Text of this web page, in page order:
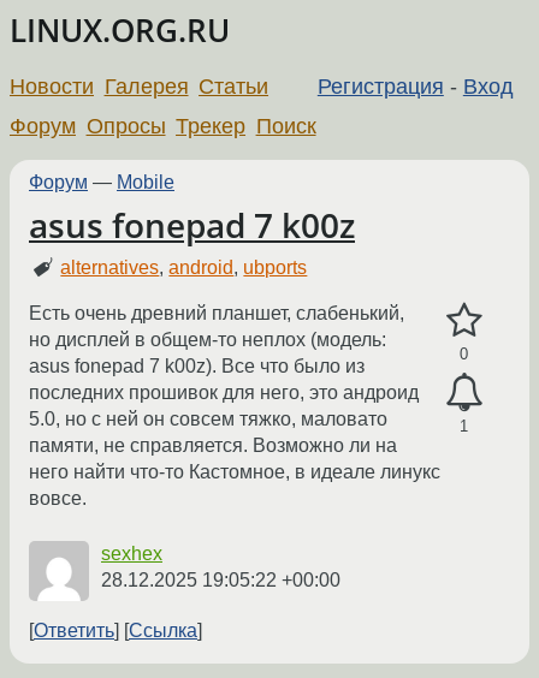
LINUX.ORG.RU
Регистрация - Вход
Новости Галерея Статьи
Форум Опросы Трекер Поиск
Форум — Mobile
asus fonepad 7 k00z
alternatives,android, ubports
0
1
Есть очень древний планшет, слабенький,
но дисплей в общем-то неплох (модель:
asus fonepad 7 k00z). Все что было из
последних прошивок для него, это андроид
5.0, но с ней он совсем тяжко, маловато
памяти, не справляется. Возможно ли на
него найти что-то Кастомное, в идеале линукс
вовсе.
sexhex
28.12.2025 19:05:22 +00:00
Ответить Ссылка